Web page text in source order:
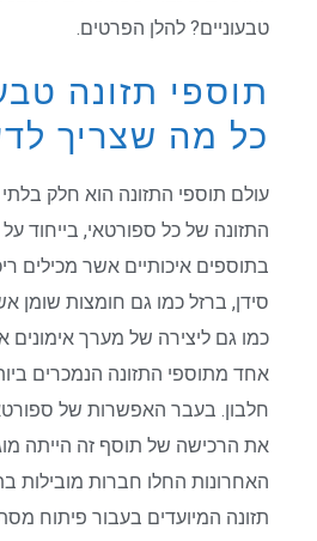
טבעוניים? להלן הפרטים.
תוספי תזונה
כל מה שצריך
עולם תוספי התזונה הוא חלק בלתי
התזונה של כל ספורטאי, בייחוד על
בתוספים איכותיים אשר מכילים
סידן, ברזל כמו גם חומצות שומן אשר
כמו גם ליצירה של מערך אימונים
אחד מתוספי התזונה הנמכרים
חלבון. בעבר האפשרות של
את הרכישה של תוסף זה הייתה
האחרונות החלו חברות מובילות
תזונה המיועדים בעבור פיתוח מסת